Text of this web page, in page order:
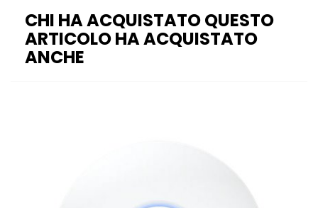
CHI HA ACQUISTATO QUESTO
ARTICOLO HA ACQUISTATO
ANCHE